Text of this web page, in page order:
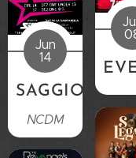
Jun
14
SAGGIO
NCDM